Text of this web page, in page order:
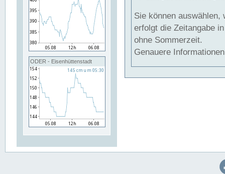
ODER - Eisenhüttenstadt
Sie können auswählen,
erfolgt die Zeitangabe
ohne Sommerzeit.
Genauere